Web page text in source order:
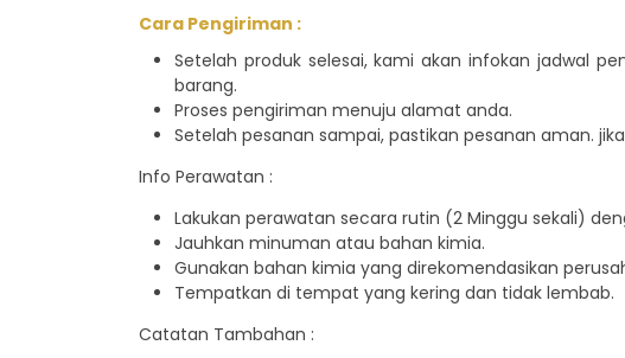
Cara Pengiriman :
Setelah produk selesai, kami akan infokan jadwal
barang.
Proses pengiriman menuju alamat anda.
Setelah pesanan sampai, pastikan pesanan aman.
Info Perawatan :
Lakukan perawatan secara rutin (2 Minggu sekali)
Jauhkan minuman atau bahan kimia.
Gunakan bahan kimia yang direkomendasikan
Tempatkan di tempat yang kering dan tidak lembab.
Catatan Tambahan :